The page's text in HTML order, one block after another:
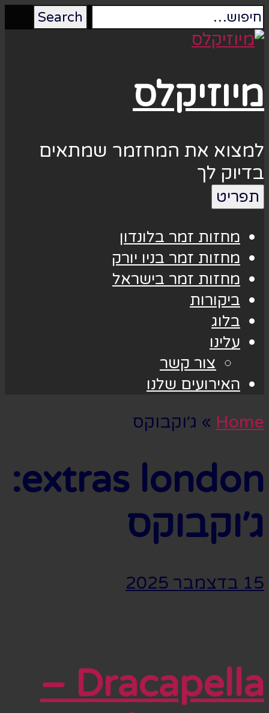
מיוזיקלס
למצוא את המחזמר שמתאים
בדיוק לך
תפריט
מחזות זמר בלונדון
מחזות זמר בניו יורק
מחזות זמר בישראל
ביקורות
בלוג
עלינו
צור קשר
האירועים שלנו
Home
» ג׳וקבוקס
extras london:
ג׳וקבוקס
15 בדצמבר 2025
Dracapella –